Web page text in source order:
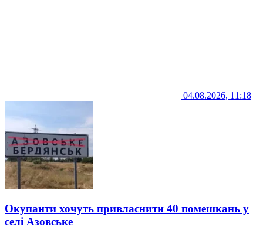
04.08.2026, 11:18
Окупанти хочуть привласнити 40 помешкань у
селі Азовське